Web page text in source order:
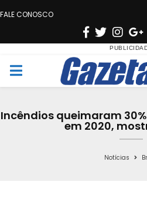
FALE CONOSCO
F
c
e
o
T
w
i
t
e
n
s
t
g
r
a
M
Incêndios queimaram
em 2020,
Notícias